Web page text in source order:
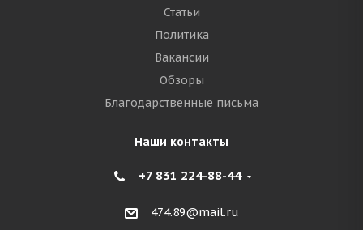
Статьи
Политика
Вакансии
Обзоры
Благодарственные письма
Наши контакты
+7 831 224-88-44
474.89@mail.ru